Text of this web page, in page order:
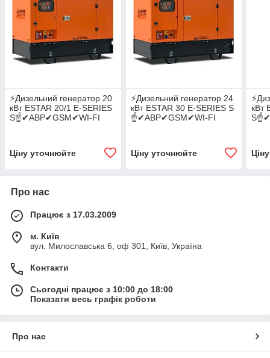
⚡️Дизельний генератор 20
кВт ESTAR 20/1 E-SERIES
S☝✔АВР✔GSM✔WI-FI
Ціну уточнюйте
⚡️Дизельний генератор 24
кВт ESTAR 30 E-SERIES S
☝✔АВР✔GSM✔WI-FI
Ціну уточнюйте
кВт
Про нас
Працює з 17.03.2009
м. Київ
вул. Милославська 6, оф 301, Київ, Україна
Контакти
Сьогодні працює з 10:00 до 18:00
Показати весь графік роботи
Про нас